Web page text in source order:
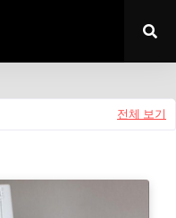
전체 보기